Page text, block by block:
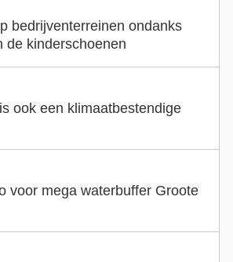
bedrijventerreinen ondanks
de kinderschoenen
ook een klimaatbestendige
voor mega waterbuffer Groote